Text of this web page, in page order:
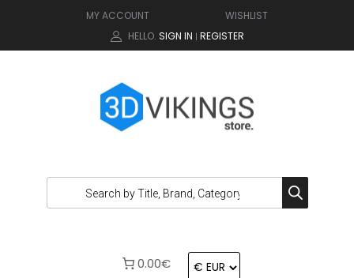
MY ACCOUNT
WISHLIST
HELLO. SIGN IN | REGISTER
0.00€